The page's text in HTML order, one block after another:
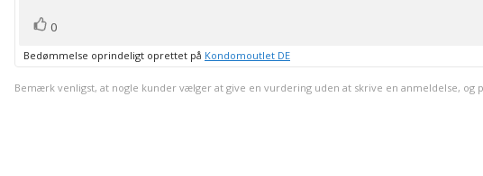
Stem
op
0
Bedømmelse oprindeligt oprettet på Kondomoutlet DE
Bemærk venligst, at nogle kunder vælger at give en vurdering uden at skrive en anmeldelse,